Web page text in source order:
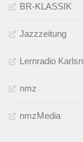
BR-KLASSIK
Jazzzeitung
Lernradio
nmz
nmzMedia